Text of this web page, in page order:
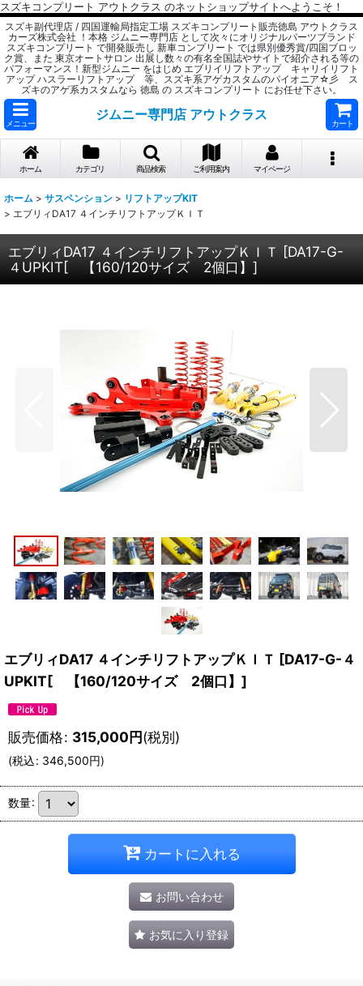
スズキコンプリート アウトクラス のネットショップサイトへようこそ！
スズキ副代理店 / 四国運輸局指定工場 スズキコンプリート販売徳島 アウトクラス
カーズ株式会社 ！本格 ジムニー専門店 として次々にオリジナルパーツブランド
スズキコンプリート で開発販売し 新車コンプリート では県別優秀賞/四国ブロッ
ク賞、また 東京オートサロン 出展し数々の有名全国誌やサイトで紹介される等の
パフォーマンス！新型ジムニー をはじめ エブリイリフトアップ キャリイリフト
アップ ハスラーリフトアップ 等、スズキ系アゲカスタムのパイオニア☆彡 ス
ズキのアゲ系カスタムなら 徳島 の スズキコンプリート にお任せ下さい。
メニュー
ジムニー専門店 アウトクラス
カート
ホーム カテゴリ 商品検索 ご利用案内 マイページ
ホーム > サスペンション > リフトアップKIT
> エブリィDA17 ４インチリフトアップＫＩＴ
エブリィDA17 ４インチリフトアップＫＩＴ [DA17-G-
４UPKIT[ 【160/120サイズ 2個口】 ]
エブリィDA17 ４インチリフトアップＫＩＴ [DA17-G-４
UPKIT[ 【160/120サイズ 2個口】 ]
販売価格: 315,000円(税別)
(税込: 346,500円)
数量:
カートに入れる
お問い合わせ
お気に入り登録